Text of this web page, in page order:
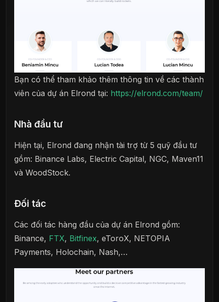
Bạn có thể tham khảo thêm thông tin về các thành
viên của dự án Elrond tại: https://elrond.com/team/
Nhà đầu tư
Hiện tại, Elrond đang nhận tài trợ từ 5 quỹ đầu tư
gồm: Binance Labs, Electric Capital, NGC, Maven11
và WoodStock.
Đối tác
Các đối tác hàng đầu của dự án Elrond gồm:
Binance, FTX, Bitfinex, eToroX, NETOPIA
Payments, Holochain, Nash,…